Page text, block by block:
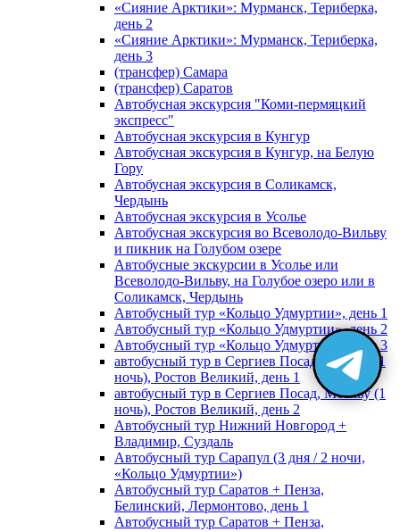
«Сияние Арктики»: Мурманск, Териберка,
день 2
«Сияние Арктики»: Мурманск, Териберка,
день 3
(трансфер) Самара
(трансфер) Саратов
Автобусная экскурсия "Коми-пермяцкий
экспресс"
Автобусная экскурсия в Кунгур
Автобусная экскурсия в Кунгур, на Белую
Гору
Автобусная экскурсия в Соликамск,
Чердынь
Автобусная экскурсия в Усолье
Автобусная экскурсия во Всеволодо-Вильву
и пикник на Голубом озере
Автобусные экскурсии в Усолье или
Всеволодо-Вильву, на Голубое озеро или в
Соликамск, Чердынь
Автобусный тур «Кольцо Удмуртии», день 1
Автобусный тур «Кольцо Удмуртии», день 2
Автобусный тур «Кольцо Удмуртии», день 3
автобусный тур в Сергиев Посад, Москву (1
ночь), Ростов Великий, день 1
автобусный тур в Сергиев Посад, Москву (1
ночь), Ростов Великий, день 2
Автобусный тур Нижний Новгород +
Владимир, Суздаль
Автобусный тур Сарапул (3 дня / 2 ночи,
«Кольцо Удмуртии»)
Автобусный тур Саратов + Пенза,
Белинский, Лермонтово, день 1
Автобусный тур Саратов + Пенза,